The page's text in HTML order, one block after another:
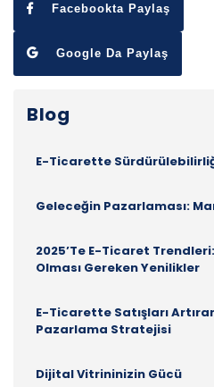
Facebookta Paylaş
Google Da Paylaş
Blog
E-Ticarette
Geleceğin Pazarlaması:
2025’te E-Ticaret
Olması Gereken Yenilikler
E-Ticarette Satışları
Pazarlama Stratejisi
Dijital Vitrininizin Gücü